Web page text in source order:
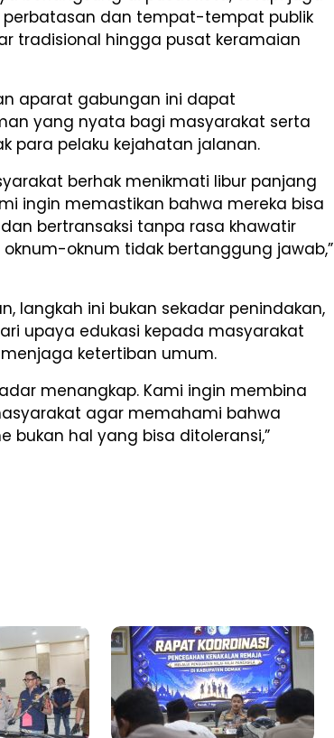
dan tempat-tempat publik
tradisional hingga pusat keramaian
aparat gabungan ini dapat
yang nyata bagi masyarakat serta
para pelaku kejahatan jalanan.
berhak menikmati libur panjang
ingin memastikan bahwa mereka bisa
bertransaksi tanpa rasa khawatir
oknum tidak bertanggung jawab,”
langkah ini bukan sekadar penindakan,
upaya edukasi kepada masyarakat
ketertiban umum.
menangkap. Kami ingin membina
agar memahami bahwa
bukan hal yang bisa ditoleransi,”